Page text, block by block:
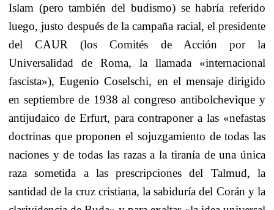
Islam (pero también del budismo) se habría referido
luego, justo después de la campaña racial, el presidente
del CAUR (los Comités de Acción por la
Universalidad de Roma, la llamada «internacional
fascista»), Eugenio Coselschi, en el mensaje dirigido
en septiembre de 1938 al congreso antibolchevique y
antijudaico de Erfurt, para contraponer a las «nefastas
doctrinas que proponen el sojuzgamiento de todas las
naciones y de todas las razas a la tiranía de una única
raza sometida a las prescripciones del Talmud, la
santidad de la cruz cristiana, la sabiduría del Corán y la